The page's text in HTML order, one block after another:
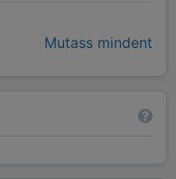
Mutass mindent